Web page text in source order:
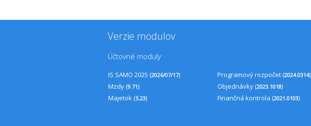
Verzie modulov
Účtovné moduly
IS SAMO 2025 (2026/07/17) Programový rozpočet (2024.0314)
Mzdy (9.71) Objednávky (2023.1018)
Majetok (5.23) Finančná kontrola (2021.0103)